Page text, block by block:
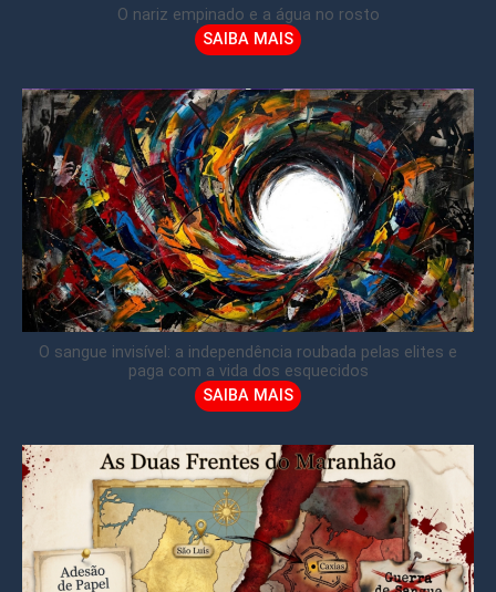
O nariz empinado e a água no rosto
SAIBA MAIS
O sangue invisível: a independência roubada pelas elites e
paga com a vida dos esquecidos
SAIBA MAIS